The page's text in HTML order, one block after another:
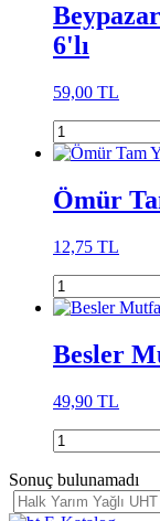
6'lı
59,00 TL
Ömür
12,75 TL
Besler
49,90 TL
Sonuç bulunamadı